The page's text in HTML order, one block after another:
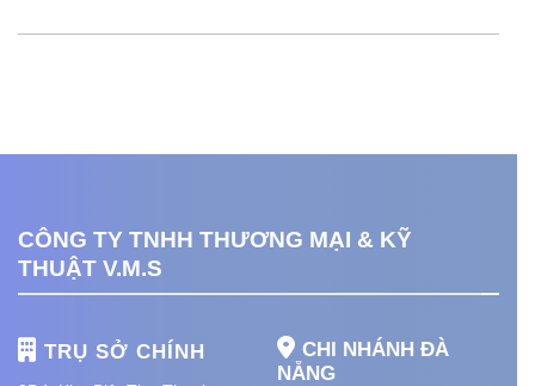
CÔNG TY TNHH THƯƠNG MẠI & KỸ
THUẬT V.M.S
TRỤ SỞ CHÍNH
CHI NHÁNH ĐÀ
NẴNG